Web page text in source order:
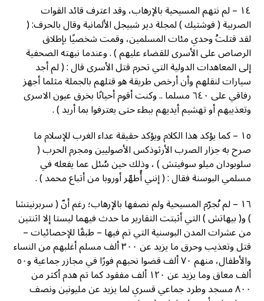
١٤ – ﻟﻢ ﻧﺘﻬﻢ ﺍﻟﻤﺴﻴﺤﻴﺔ ﺑﺎﻹﺭﻫﺎﺏ، ﻭﻗﺪ ﺍﻋﺘﺮﻑ ﻗﺎﺋﺪ ﺍﻟﻘﻮﺍﺕ
ﺍﻟﺼﺮﺑﻴﺔ ( ﻓﻮﺷﺘﻴﻚ ) ﻟﻤﺠﻠﺔ ﺩﻳﺮ ﺷﺒﻴﺠﻞ ﺍﻷﻟﻤﺎﻧﻴﺔ ﻭﻗﺎﻝ ﺑﺎﻟﺤﺮﻑ: (
ﻟﻘﺪ ﻗﺘﻠﺖُ ﻭﺣﺪﻱ ﻣﺌﺎﺕ ﺍﻟﻤﺴﻠﻤﻴﻦ، ﻭﻗﻤﺖ ﺷﺨﺼﻴًﺎ ﺑﺈﻃﻼﻕ
ﺍﻟﺮﺻﺎﺹ ﻋﻠﻰ ﺍﻷﺳﺮﻯ ﻟﻠﻘﻀﺎﺀ ﻋﻠﻴﻬﻢ ) . ﻭﻋﻨﺪﻣﺎ ﻧﺒﻬﺘﻪ ﺍﻟﺼﺤﻔﻴﺔ
ﺇﻟﻰ ﺍﻟﻤﻌﺎﻫﺪﺍﺕ ﺍﻟﺪﻭﻟﻴﺔ ﺍﻟﺘﻲ ﺗﺤﺮﻡ ﻗﺘﻞ ﺍﻷﺳﺮﻯ ﻗﺎﻝ : ( ﻟﻢ ﺃﺟﺪ
ﺳﻴﺎﺭﺍﺕ ﻟﻨﻘﻠﻬﻢ ﻭﺃﻥ ﺃﺭﺧﺺ ﻃﺮﻳﻘﺔ ﻫﻮ ﻗﺘﻠﻬﻢ ﺑﺎﻟﺠﻤﻠﺔ ﻣﺜﻠﻤﺎ ﺃﺟﻬﺰ
ﺭﻓﺎﻗﻲ ﻋﻠﻰ ٦٤٠ ﻣﺴﻠﻤﺎ .. ﻭﻛﻨﺖ ﺃﻗﻮﻡ ﺃﺣﻴﺎﻧًﺎ ﺑﺨﺮﻕ ﻋﻴﻮﻥ ﺍﻻﺳﺮﻯ
ﻭﺗﻌﺬﻳﺒﻬﻢ ﺃﻭ ﺗﻬﺸﻴﻢ ﺃﻳﺪﻳﻬﻢ ﺑﺒﻂﺀ ﺣﺘﻰ ﻳﻌﺘﺮﻓﻮﺍ ﺑﻤﺎ ﺃﺭﻳﺪ ) .
١٥ – ﻛﻤﺎ ﻳﺆﻛﺪ ﻫﺬﺍ ﺍﻟﻜﻼﻡ ﻭﻳﺆﻛﺪ ﺣﻘﻴﻘﺔ ﻋﺪﺍﺀ ﺍﻟﻐﺮﺏ ﻟﻺﺳﻼﻡ ﻣﺎ
ﺻﺮﺡ ﺑﻪ ﺟﺰﺍﺭ ﺍﻟﺼﺮﺏ ﺍﻷﺭﺛﻮﺫﻛﺲ ﺍﻷﺻﻮﻟﻴﻴﻦ ﻭﻣﺠﺮﻡ ﺍﻟﺤﺮﺏ (
ﺳﻠﻮﺑﻮﺩﺍﻥ ﻣﻴﻠﻮ ﺳﻮﻓﻴﺘﺶ ) ، ﻭﺫﻟﻚ ﺣﻴﻦ ﺳُﺌﻞ ﻋﻤﺎ ﻳﻔﻌﻠﻪ ﻓﻲ
ﻣﺴﻠﻤﻲ ﺍﻟﺒﻮﺳﻨﺔ ﻓﻘﺎﻝ : ( ﺇﻧﻨﻲ ﺃُﻃﻬّﺮ ﺃﻭﺭﻭﺑﺎ ﻣﻦ ﺃﺗﺒﺎﻉ ﻣﺤﻤﺪ ) .
١٦ – ﻟﻢ ﻧُﺠﺮّﻡ ﺍﻟﻤﺴﻴﺤﻴﺔ ﻭﻟﻢ ﻧﺼﻔﻬﺎ ﺑﺎﻹﺭﻫﺎﺏ؛ ﺭﻏﻢ ﺃﻥّ ( ﺳﺮﺑﺮﻧﻴﺘﺸﺎ
) ﻭ( ﺑﻴﻬﺎﺗﺶ ) ﺍﻟﺘﻲ ﺃﺛﺒﺘﺖ ﺍﻟﺘﻘﺎﺭﻳﺮ ﻣﺎ ﺣﺪﺙ ﻓﻴﻬﻤﺎ ﻟﻴﺴﺘﺎ ﺇﻻ ﺍﺛﻨﺘﻴﻦ
ﻣﻦ ﻋﺸﺮﺍﺕ ﺍﻟﻤﺪﻥ ﺍﻟﺒﻮﺳﻨﻴﺔ ﺍﻟﺘﻲ ﺗﻢ ﻓﻴﻬﺎ – ﻃﺒﻘًﺎ ﻟﻺﺣﺼﺎﺋﻴﺎﺕ –
ﻗﺘﻞ ﻭﺗﻌﺬﻳﺐ ﻭﺣﺮﻕ ﻣﺎ ﻳﺰﻳﺪ ﻋﻦ ٣٠٠ ﺃﻟﻒ ﻣﺴﻠﻢ ﺃﻏﻠﺒﻬﻢ ﻣﻦ ﺍﻟﻨﺴﺎﺀ
ﻭﺍﻷﻃﻔﺎﻝ، ﻣﻨﻬﻢ ٧٠ ﺃﻟﻒ ﻗﻀﻮﺍ ﻧﺤﺒﻬﻢ ﻓﻮﺭًﺍ ﻓﻲ ﻣﺠﺎﺯﺭ ﺟﻤﺎﻋﻴﺔ ﻭ٥٠
ﺃﻟﻒ ﻣﻌﺎﻕ ﻭﻣﺎ ﻳﺰﻳﺪ ﻋﻦ ١٢٠ ﺃﻟﻒ ﻣﻔﻘﻮﺩ ﻛﻤﺎ ﺗﻢ ﻫﺪﻡ ﺃﻛﺜﺮ ﻣﻦ
٨٠٠ ﻣﺴﺠﺪ ﻭﻃﺮﺩ ﺟﻤﺎﻋﻲ ﻗﺴﺮﻱ ﻟﻤﺎ ﻳﺰﻳﺪ ﻋﻦ ﻣﻠﻴﻮﻧﻴﻦ ﻭﻧﺼﻒ